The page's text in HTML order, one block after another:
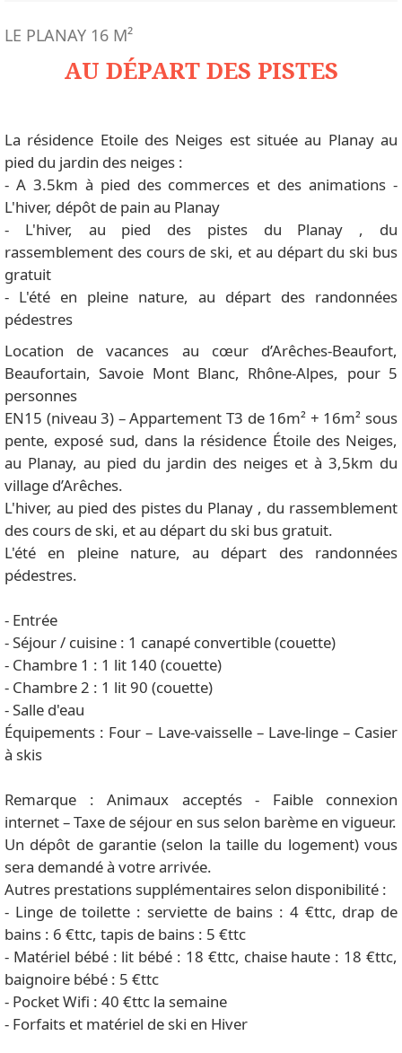
AU DÉPART DES PISTES
LE PLANAY 16 M²
La résidence Etoile des Neiges est située au Planay au
pied du jardin des neiges :
- A 3.5km à pied des commerces et des animations -
L'hiver, dépôt de pain au Planay
- L'hiver, au pied des pistes du Planay , du
rassemblement des cours de ski, et au départ du ski bus
gratuit
- L'été en pleine nature, au départ des randonnées
pédestres
Location de vacances au cœur d’Arêches-Beaufort,
Beaufortain, Savoie Mont Blanc, Rhône-Alpes, pour 5
personnes
EN15 (niveau 3) – Appartement T3 de 16m² + 16m² sous
pente, exposé sud, dans la résidence Étoile des Neiges,
au Planay, au pied du jardin des neiges et à 3,5km du
village d’Arêches.
L'hiver, au pied des pistes du Planay , du rassemblement
des cours de ski, et au départ du ski bus gratuit.
L'été en pleine nature, au départ des randonnées
pédestres.
- Entrée
- Séjour / cuisine : 1 canapé convertible (couette)
- Chambre 1 : 1 lit 140 (couette)
- Chambre 2 : 1 lit 90 (couette)
- Salle d'eau
Équipements : Four – Lave-vaisselle – Lave-linge – Casier
à skis
Remarque : Animaux acceptés - Faible connexion
internet – Taxe de séjour en sus selon barème en vigueur.
Un dépôt de garantie (selon la taille du logement) vous
sera demandé à votre arrivée.
Autres prestations supplémentaires selon disponibilité :
- Linge de toilette : serviette de bains : 4 €ttc, drap de
bains : 6 €ttc, tapis de bains : 5 €ttc
- Matériel bébé : lit bébé : 18 €ttc, chaise haute : 18 €ttc,
baignoire bébé : 5 €ttc
- Pocket Wifi : 40 €ttc la semaine
- Forfaits et matériel de ski en Hiver